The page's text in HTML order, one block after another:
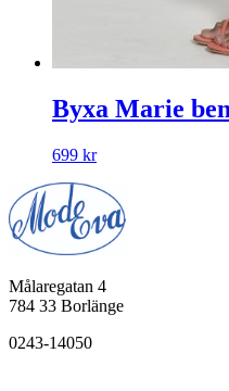
Byxa Marie
699 kr
Målaregatan 4
784 33 Borlänge
0243-14050